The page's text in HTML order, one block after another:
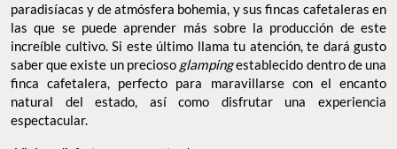
paradisíacas y de atmósfera bohemia, y sus fincas cafetaleras en
las que se puede aprender más sobre la producción de este
increíble cultivo. Si este último llama tu atención, te dará gusto
saber que existe un precioso glampingestablecido dentro de una
finca cafetalera, perfecto para maravillarse con el encanto
natural del estado, así como disfrutar una experiencia
espectacular.